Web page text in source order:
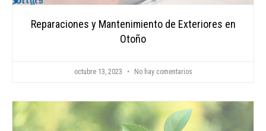
Reparaciones y Mantenimiento de Exteriores en
Otoño
octubre 13, 2023 No hay comentarios